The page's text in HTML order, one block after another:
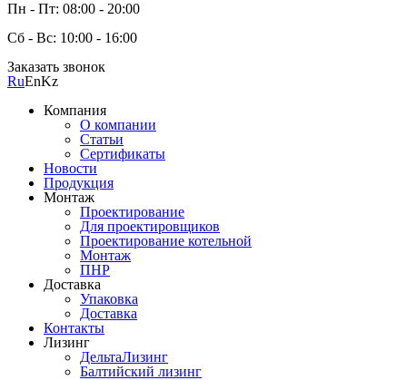
Пн - Пт: 08:00 - 20:00
Сб - Вс: 10:00 - 16:00
Заказать звонок
RuEnKz
Компания
О компании
Статьи
Сертификаты
Новости
Продукция
Монтаж
Проектирование
Для проектировщиков
Проектирование котельной
Монтаж
ПНР
Доставка
Упаковка
Доставка
Контакты
Лизинг
ДельтаЛизинг
Балтийский лизинг